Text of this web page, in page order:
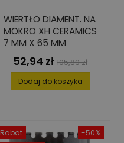
WIERTŁO DIAMENT. NA
MOKRO XH CERAMICS
7 MM X 65 MM
Cena
52,94 zł Cena
podstawowa
105,89 zł
Dodaj do koszyka
-50%
Rabat